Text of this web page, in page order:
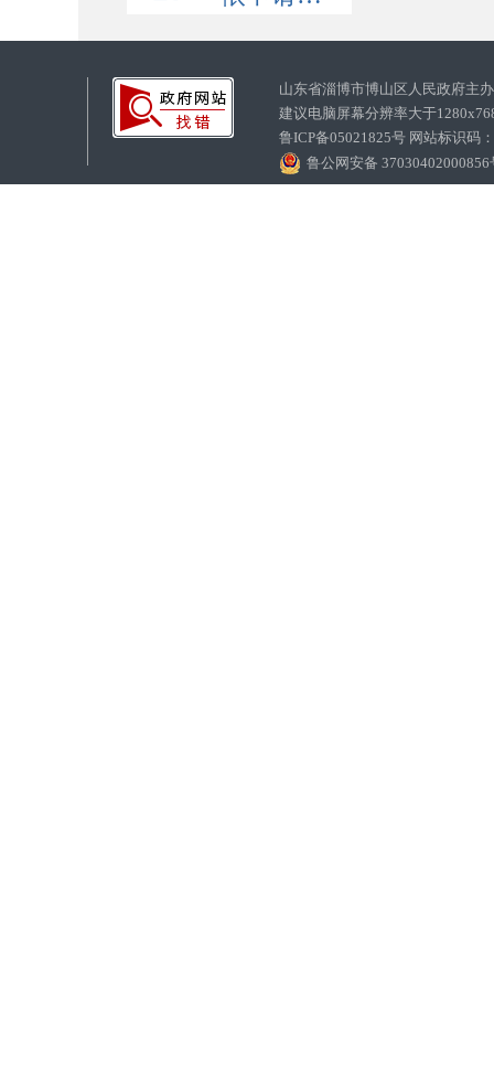
山东省淄博市博山区人民政府
建议电脑屏幕分辨率大于
鲁ICP备05021825号 网站标识码
鲁公网安备 37030402000856